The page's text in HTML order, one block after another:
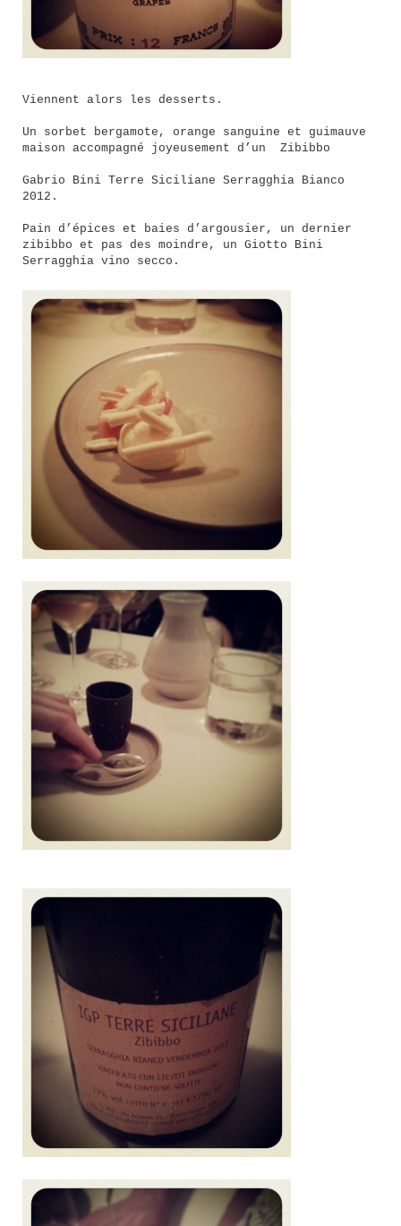
Viennent alors les desserts.
Un sorbet bergamote, orange sanguine et guimauve
maison accompagné joyeusement d’un Zibibbo
Gabrio Bini Terre Siciliane Serragghia Bianco
2012.
Pain d’épices et baies d’argousier, un dernier
zibibbo et pas des moindre, un Giotto Bini
Serragghia vino secco.